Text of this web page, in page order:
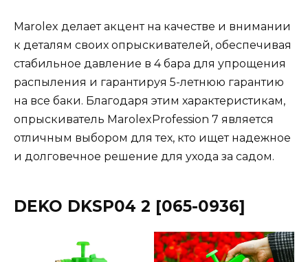
Marolex делает акцент на качестве и внимании
к деталям своих опрыскивателей, обеспечивая
стабильное давление в 4 бара для упрощения
распыления и гарантируя 5-летнюю гарантию
на все баки. Благодаря этим характеристикам,
опрыскиватель MarolexProfession 7 является
отличным выбором для тех, кто ищет надежное
и долговечное решение для ухода за садом​​.
DEKO DKSP04 2 [065-0936]